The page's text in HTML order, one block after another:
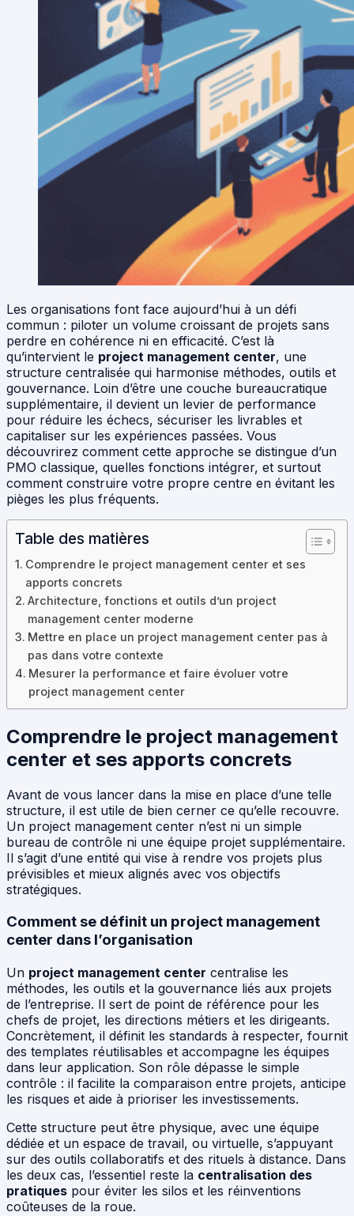
Les organisations font face aujourd’hui à un défi
commun : piloter un volume croissant de projets sans
perdre en cohérence ni en efficacité. C’est là
qu’intervient le project management center, une
structure centralisée qui harmonise méthodes, outils et
gouvernance. Loin d’être une couche bureaucratique
supplémentaire, il devient un levier de performance
pour réduire les échecs, sécuriser les livrables et
capitaliser sur les expériences passées. Vous
découvrirez comment cette approche se distingue d’un
PMO classique, quelles fonctions intégrer, et surtout
comment construire votre propre centre en évitant les
pièges les plus fréquents.
Table des matières
Comprendre le project management center et ses
apports concrets
Architecture, fonctions et outils d’un project
management center moderne
Mettre en place un project management center pas à
pas dans votre contexte
Mesurer la performance et faire évoluer votre
project management center
Comprendre le project management
center et ses apports concrets
Avant de vous lancer dans la mise en place d’une telle
structure, il est utile de bien cerner ce qu’elle recouvre.
Un project management center n’est ni un simple
bureau de contrôle ni une équipe projet supplémentaire.
Il s’agit d’une entité qui vise à rendre vos projets plus
prévisibles et mieux alignés avec vos objectifs
stratégiques.
Comment se définit un project management
center dans l’organisation
Un project management center centralise les
méthodes, les outils et la gouvernance liés aux projets
de l’entreprise. Il sert de point de référence pour les
chefs de projet, les directions métiers et les dirigeants.
Concrètement, il définit les standards à respecter, fournit
des templates réutilisables et accompagne les équipes
dans leur application. Son rôle dépasse le simple
contrôle : il facilite la comparaison entre projets, anticipe
les risques et aide à prioriser les investissements.
Cette structure peut être physique, avec une équipe
dédiée et un espace de travail, ou virtuelle, s’appuyant
sur des outils collaboratifs et des rituels à distance. Dans
les deux cas, l’essentiel reste la centralisation des
pratiques pour éviter les silos et les réinventions
coûteuses de la roue.